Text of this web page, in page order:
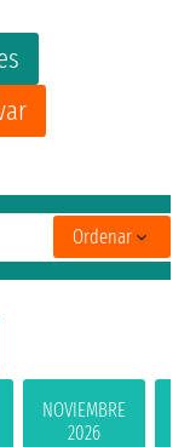
NOVIEMBRE
2026
Ordenar